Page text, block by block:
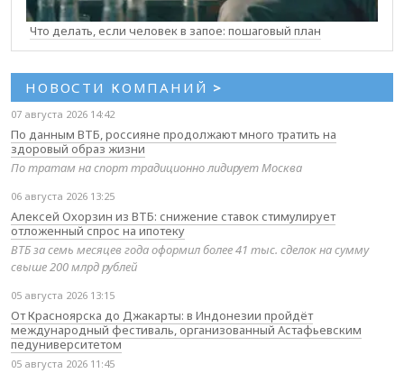
Что делать, если человек в запое: пошаговый план
НОВОСТИ КОМПАНИЙ >
07 августа 2026 14:42
По данным ВТБ, россияне продолжают много тратить на
здоровый образ жизни
По тратам на спорт традиционно лидирует Москва
06 августа 2026 13:25
Алексей Охорзин из ВТБ: снижение ставок стимулирует
отложенный спрос на ипотеку
ВТБ за семь месяцев года оформил более 41 тыс. сделок на сумму
свыше 200 млрд рублей
05 августа 2026 13:15
От Красноярска до Джакарты: в Индонезии пройдёт
международный фестиваль, организованный Астафьевским
педуниверситетом
05 августа 2026 11:45